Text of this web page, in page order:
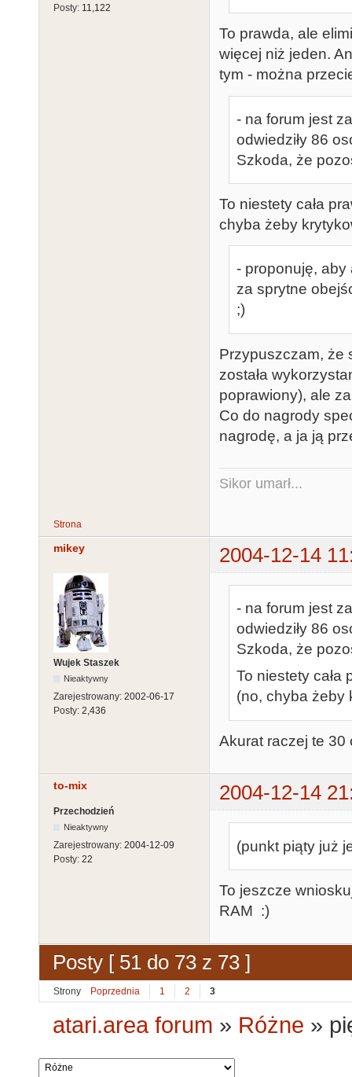
Posty: 11,122
To prawda, ale
więcej niż jeden.
tym - można
- na forum jest
odwiedziły 86
Szkoda, że
To niestety cała
chyba żeby
- proponuję,
za sprytne
;)
Przypuszczam, że
została
poprawiony), ale
Co do nagrody
nagrodę, a ja ją
Sikor umarł...
Strona
mikey 2004-12-14
Wujek Staszek
Nieaktywny
Zarejestrowany: 2002-06-17
Posty: 2,436
- na forum jest
odwiedziły 86
Szkoda, że
To niestety cała
(no, chyba żeby
Akurat raczej te 30
to-mix 2004-12-14
Przechodzień
Nieaktywny
Zarejestrowany: 2004-12-09
Posty: 22
(punkt piąty już
To jeszcze
RAM :)
Posty [ 51 do 73 z 73 ]
Strony Poprzednia 1 2 3
atari.area forum » Różne »